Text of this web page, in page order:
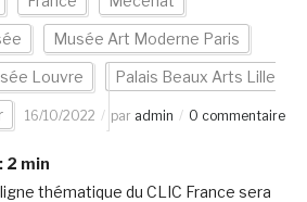
Musée Art Moderne Paris
Louvre Palais Beaux Arts Lille
16/10/2022 par admin 0 commentaire
2 min
thématique du CLIC France sera